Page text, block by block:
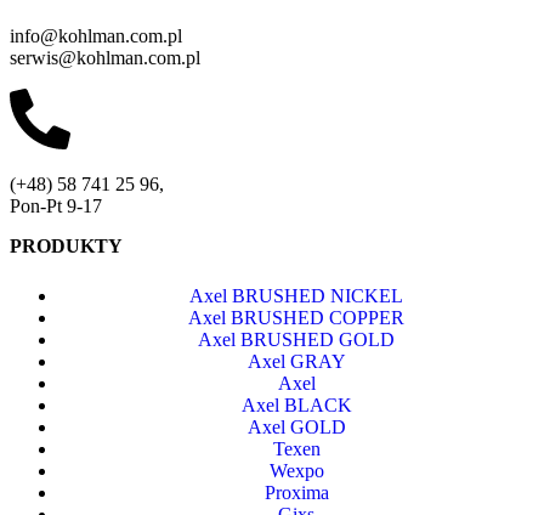
info@kohlman.com.pl
serwis@kohlman.com.pl
(+48) 58 741 25 96,
Pon-Pt 9-17
PRODUKTY
Axel BRUSHED NICKEL
Axel BRUSHED COPPER
Axel BRUSHED GOLD
Axel GRAY
Axel
Axel BLACK
Axel GOLD
Texen
Wexpo
Proxima